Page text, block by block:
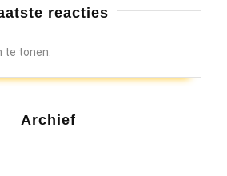
reacties
te tonen.
Archief